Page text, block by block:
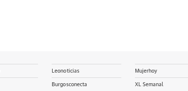
Leonoticias
Burgosconecta
Mujerhoy
XL Semanal